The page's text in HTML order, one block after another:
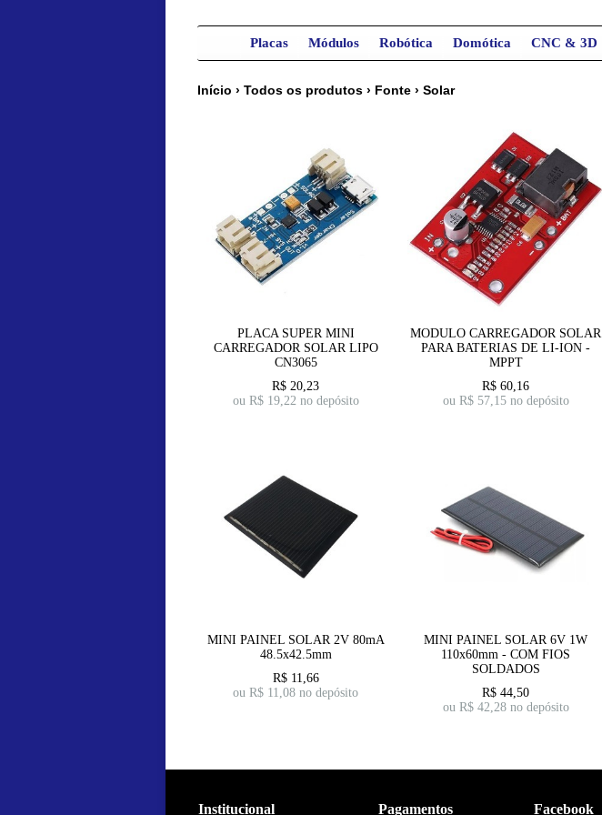
Placas Módulos Robótica Domótica CNC & 3D
Início › Todos os produtos › Fonte › Solar
PLACA SUPER MINI
CARREGADOR SOLAR LIPO
CN3065
R$ 20,23
ou R$ 19,22 no depósito
MODULO CARREGADOR SOLAR
PARA BATERIAS DE LI-ION -
MPPT
R$ 60,16
ou R$ 57,15 no depósito
MINI PAINEL SOLAR 2V 80mA
48.5x42.5mm
R$ 11,66
ou R$ 11,08 no depósito
MINI PAINEL SOLAR 6V 1W
110x60mm - COM FIOS
SOLDADOS
R$ 44,50
ou R$ 42,28 no depósito
Institucional Pagamentos Facebook